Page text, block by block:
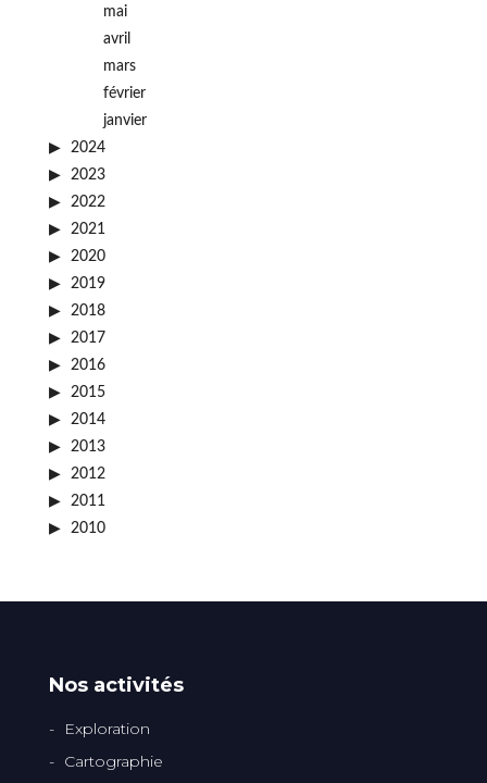
mai
avril
mars
février
janvier
2024
2023
2022
2021
2020
2019
2018
2017
2016
2015
2014
2013
2012
2011
2010
Nos activités
Exploration
Cartographie